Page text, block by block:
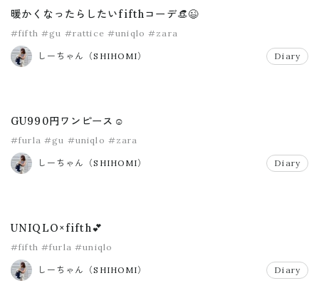
暖かくなったらしたいfifthコーデ👒😉
#fifth #gu #rattice #uniqlo #zara
しーちゃん（SHIHOMI） Diary
GU990円ワンピース☺️
#furla #gu #uniqlo #zara
しーちゃん（SHIHOMI） Diary
UNIQLO×fifth💕
#fifth #furla #uniqlo
しーちゃん（SHIHOMI） Diary